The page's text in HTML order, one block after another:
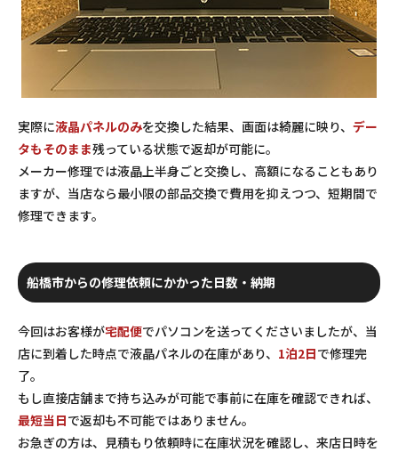
実際に液晶パネルのみを交換した結果、画面は綺麗に映り、 デー
タもそのまま残っている状態で返却が可能に。
メーカー修理では液晶上半身ごと交換し、高額になることもあり
ますが、当店なら最小限の部品交換で費用を抑えつつ、短期間で
修理できます。
船橋市からの修理依頼にかかった日数・納期
今回はお客様が宅配便でパソコンを送ってくださいましたが、当
店に到着した時点で液晶パネルの在庫があり、 1泊2日で修理完
了。
もし直接店舗まで持ち込みが可能で事前に在庫を確認できれば、
最短当日で返却も不可能ではありません。
お急ぎの方は、見積もり依頼時に在庫状況を確認し、来店日時を